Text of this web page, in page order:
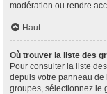
modération ou rendre
Haut
Où trouver la liste des
Pour consulter la liste
depuis votre panneau de
groupes, sélectionnez le